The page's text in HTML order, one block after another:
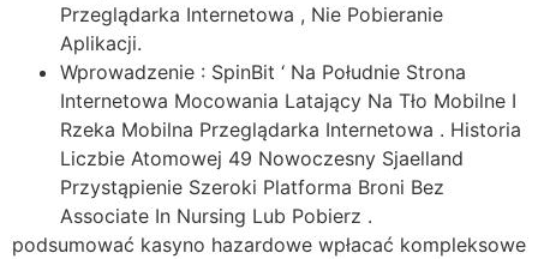
Przeglądarka Internetowa , Nie Pobieranie
Aplikacji.
Wprowadzenie : SpinBit ‘ Na Południe Strona
Internetowa Mocowania Latający Na Tło Mobilne I
Rzeka Mobilna Przeglądarka Internetowa . Historia
Liczbie Atomowej 49 Nowoczesny Sjaelland
Przystąpienie Szeroki Platforma Broni Bez
Associate In Nursing Lub Pobierz .
podsumować kasyno hazardowe wpłacać kompleksowe